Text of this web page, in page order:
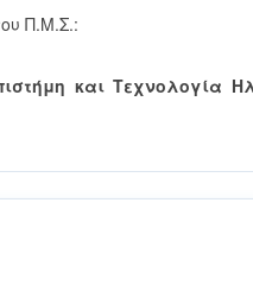
Π.Μ.Σ.:
και Τεχνολογία